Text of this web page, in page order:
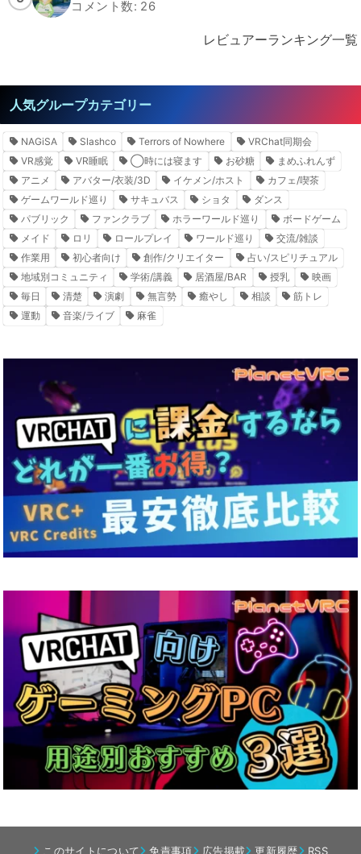
コメント数: 26
レビュアーランキング一覧
人気グループカテゴリー
NAGiSA Slashco Terrors of Nowhere
VRChat同期会
VR感覚
VR睡眠 ◯時には寝ます お砂糖
まめふれんず
アニメ
アバター/衣装/3D イケメン/ホスト
カフェ/喫茶
ゲームワールド巡り
サキュバス ショタ
ダンス
パブリック
ファンクラブ ホラーワールド巡り
ボードゲーム
メイド
ロリ ロールプレイ ワールド巡り
交流/雑談
作業用
初心者向け 創作/クリエイター
占い/スピリチュアル
地域別コミュニティ
学術/講義 居酒屋/BAR 授乳
映画
毎日
清楚 演劇 無言勢 癒やし 相談
筋トレ
運動
音楽/ライブ 麻雀
このサイトについて 免責事項 広告掲載 更新履歴 RSS